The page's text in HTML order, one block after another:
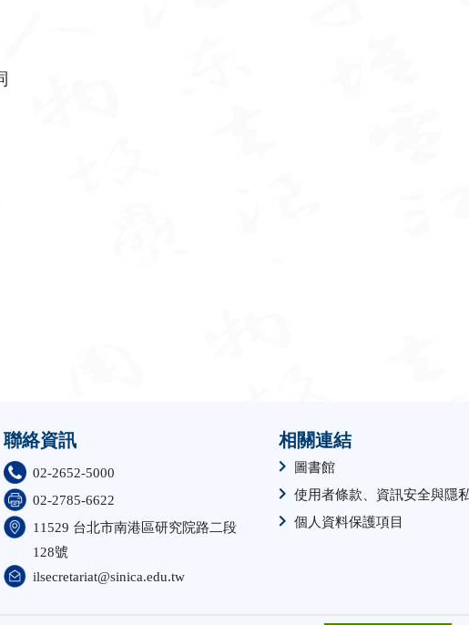
聯絡資訊
02-2652-5000
02-2785-6622
11529 台北市南港區研究院路二段
128號
ilsecretariat@sinica.edu.tw
相關連結
圖書館
使用者條款、資訊安全與隱
個人資料保護項目